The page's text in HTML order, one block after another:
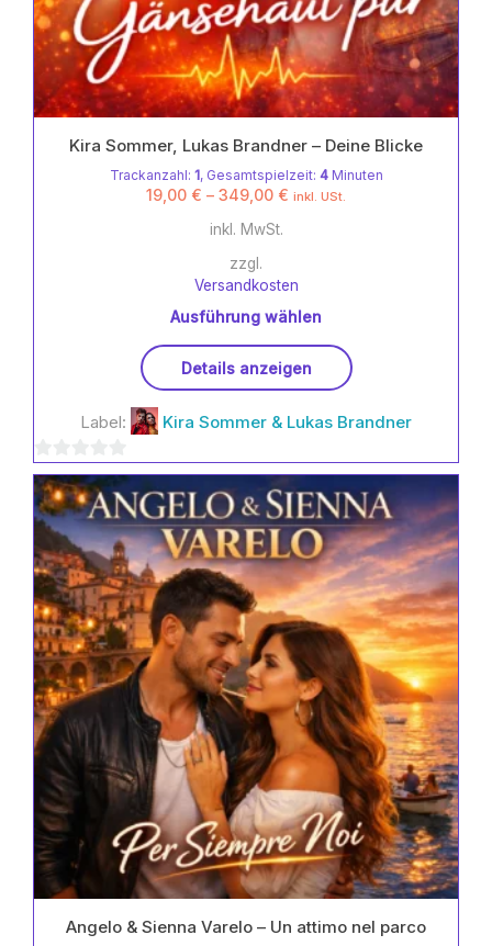
Kira Sommer, Lukas Brandner – Deine Blicke
Trackanzahl: 1, Gesamtspielzeit: 4Minuten
19,00 € – 349,00 € inkl. USt.
inkl. MwSt.
zzgl.
Versandkosten
Ausführung wählen
Produkt
mehrere
auf.
Die
Optionen
können
auf
der
Produktseite
gewählt
werden
Details anzeigen
Label: Kira Sommer & Lukas Brandner
0
von
5
Angelo & Sienna Varelo – Un attimo nel parco